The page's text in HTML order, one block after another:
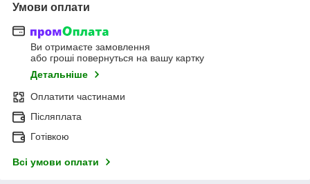
Умови оплати
Ви отримаєте замовлення
або гроші повернуться на вашу картку
Детальніше
Оплатити частинами
Післяплата
Готівкою
Всі умови оплати